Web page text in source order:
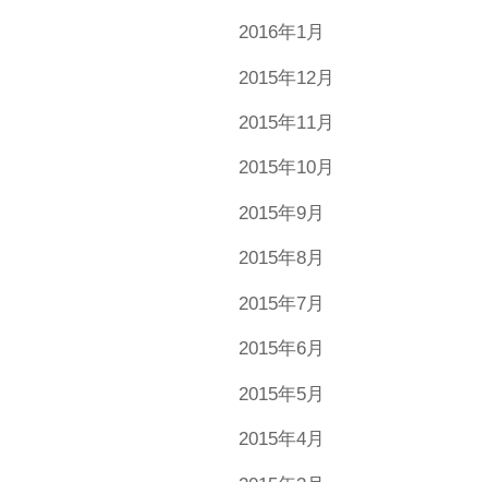
2016年1月
2015年12月
2015年11月
2015年10月
2015年9月
2015年8月
2015年7月
2015年6月
2015年5月
2015年4月